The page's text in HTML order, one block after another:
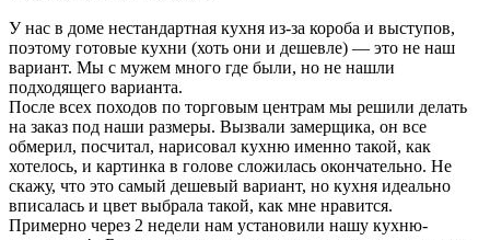
У нас в доме нестандартная кухня из-за короба и выступов,
поэтому готовые кухни (хоть они и дешевле) — это не наш
вариант. Мы с мужем много где были, но не нашли
подходящего варианта.
После всех походов по торговым центрам мы решили делать
на заказ под наши размеры. Вызвали замерщика, он все
обмерил, посчитал, нарисовал кухню именно такой, как
хотелось, и картинка в голове сложилась окончательно. Не
скажу, что это самый дешевый вариант, но кухня идеально
вписалась и цвет выбрала такой, как мне нравится.
Примерно через 2 недели нам установили нашу кухню-